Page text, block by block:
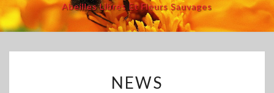
Abeilles Libres Et Fleurs Sauvages
NEWS